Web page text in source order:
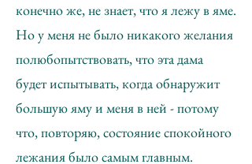
конечно же, не знает, что я лежу в яме.
Но у меня не было никакого желания
полюбопытствовать, что эта дама
будет испытывать, когда обнаружит
большую яму и меня в ней - потому
что, повторяю, состояние спокойного
лежания было самым главным.